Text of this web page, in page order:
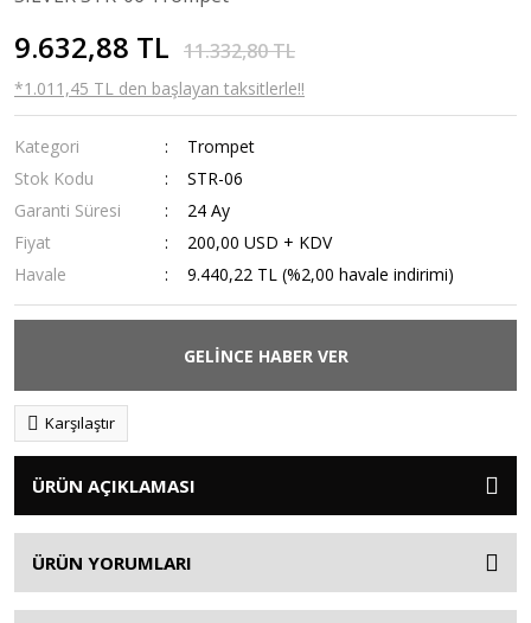
9.632,88 TL 11.332,80 TL
*1.011,45 TL den başlayan taksitlerle!!
Kategori
Trompet
Stok Kodu
STR-06
Garanti Süresi
24 Ay
Fiyat
200,00 USD + KDV
Havale
9.440,22 TL (%2,00 havale indirimi)
GELİNCE HABER VER
Karşılaştır
ÜRÜN AÇIKLAMASI
ÜRÜN YORUMLARI